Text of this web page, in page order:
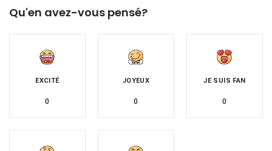
Qu'en avez-vous pensé?
EXCITÉ
0
JOYEUX
0
JE SUIS FAN
0